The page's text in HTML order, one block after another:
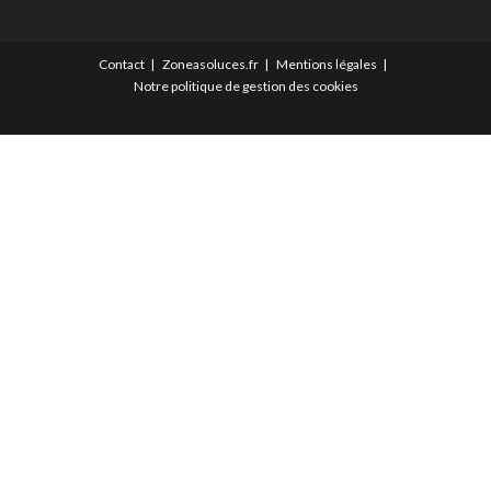
Contact Zoneasoluces.fr
Mentions légales
Notre politique de gestion des cookies